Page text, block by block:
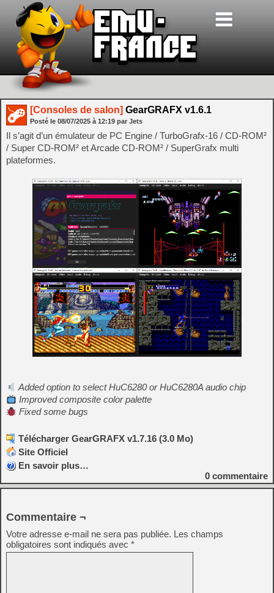
[Consoles de salon] GearGRAFX v1.6.1
Posté le 08/07/2025 à 12:19 par Jets
Il s’agit d’un émulateur de PC Engine / TurboGrafx-16 / CD-ROM²
/ Super CD-ROM² et Arcade CD-ROM² / SuperGrafx multi
plateformes.
Added option to select HuC6280 or HuC6280A audio chip
Improved composite color palette
Fixed some bugs
Télécharger GearGRAFX v1.7.16 (3.0 Mo)
Site Officiel
En savoir plus…
0 commentaire
Commentaire ¬
Votre adresse e-mail ne sera pas publiée. Les champs
obligatoires sont indiqués avec *